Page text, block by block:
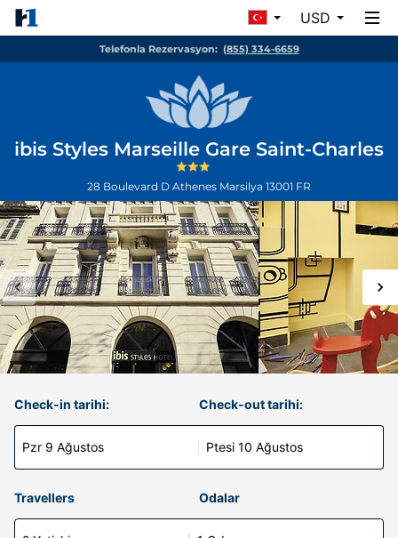
USD
Telefonla Rezervasyon: (855) 334-6659
ibis Styles Marseille Gare Saint-Charles
28 Boulevard D Athenes Marsilya 13001 FR
Check-in tarihi:
Pzr 9 Ağustos
Check-out tarihi:
Ptesi 10 Ağustos
Travellers Odalar